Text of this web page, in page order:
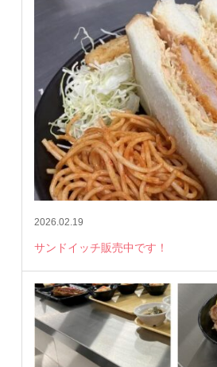
2026.02.19
サンドイッチ販売中です！